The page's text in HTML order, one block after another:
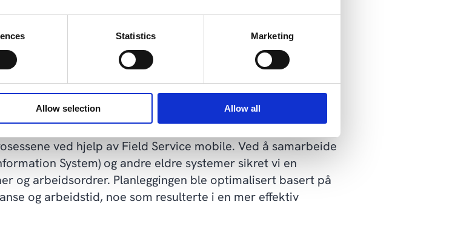
Statistics Marketing
Allow selection Allow all
arbeid i felten med direkte tilgang til relevante data på
mer effektivt.
av energiinfrastruktur
har vår implementering av Microsoft Dynamics 365
ved hjelp av Field Service mobile. Ved å samarbeide
System) og andre eldre systemer sikret vi en
og arbeidsordrer. Planleggingen ble optimalisert basert på
og arbeidstid, noe som resulterte i en mer effektiv